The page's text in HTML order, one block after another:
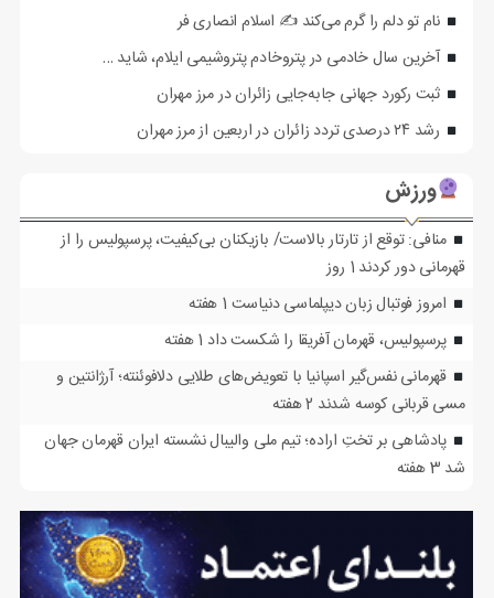
نام تو دلم را گرم می‌کند ✍️ اسلام انصاری فر
آخرین سال خادمی در پتروخادم پتروشیمی ایلام، شاید …
ثبت رکورد جهانی جابه‌جایی زائران در مرز مهران
رشد ۲۴ درصدی تردد زائران در اربعین از مرز مهران
ورزش
منافی: توقع از تارتار بالاست/ بازیکنان بی‌کیفیت، پرسپولیس را از
قهرمانی دور کردند 1 روز
امروز فوتبال زبان دیپلماسی دنیاست 1 هفته
پرسپولیس، قهرمان آفریقا را شکست داد 1 هفته
قهرمانی نفس‌گیر اسپانیا با تعویض‌های طلایی دلافوئنته؛ آرژانتین و
مسی قربانی کوسه شدند 2 هفته
پادشاهی بر تختِ اراده؛ تیم ملی والیبال نشسته ایران قهرمان جهان
شد 3 هفته